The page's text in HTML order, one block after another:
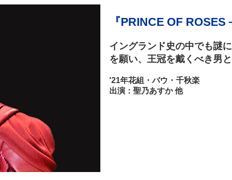
『PRINCE OF ROSES
イングランド史の中でも謎
を願い、王冠を戴くべき男
'21年花組・バウ・千秋楽
出演：聖乃あすか 他